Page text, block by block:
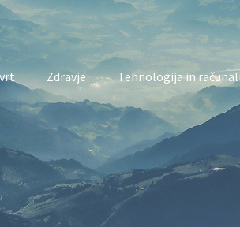
Zdravje Tehnologija in